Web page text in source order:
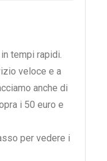
tempi rapidi.
veloce e a
anche di
i 50 euro e
per vedere i